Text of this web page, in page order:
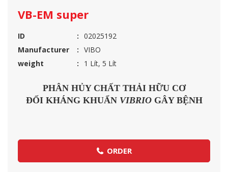
VB-EM super
ID
02025192
Manufacturer
VIBO
weight
1 Lít, 5 Lít
PHÂN HỦY CHẤT THẢI HỮU CƠ
ĐỐI KHÁNG KHUẨN VIBRIOGÂY BỆNH
ORDER